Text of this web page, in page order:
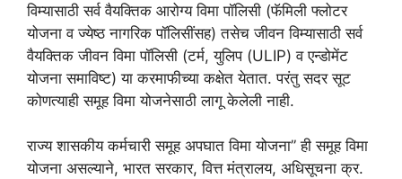
विम्यासाठी सर्व वैयक्तिक आरोग्य विमा पॉलिसी (फॅमिली फ्लोटर
योजना व ज्येष्ठ नागरिक पॉलिसींसह) तसेच जीवन विम्यासाठी सर्व
वैयक्तिक जीवन विमा पॉलिसी (टर्म, युलिप (ULIP) व एन्डोमेंट
योजना समाविष्ट) या करमाफीच्या कक्षेत येतात. परंतु सदर सूट
कोणत्याही समूह विमा योजनेसाठी लागू केलेली नाही.
राज्य शासकीय कर्मचारी समूह अपघात विमा योजना” ही समूह विमा
योजना असल्याने, भारत सरकार, वित्त मंत्रालय, अधिसूचना क्र.